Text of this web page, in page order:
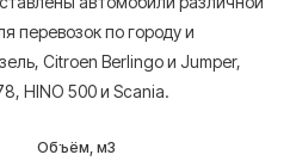
перевозок по городу и
Citroen Berlingo и Jumper,
HINO 500 и Scania.
Объём, м3